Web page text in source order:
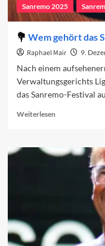
Sanremo 2025
Wem gehört das
Raphael Mair 9.
Nach einem
Verwaltungsgerichts
das Sanremo-Festival
WeiterlesenRead
gehört